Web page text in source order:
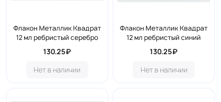
Флакон Металлик Квадрат
12 мл ребристый серебро
130.25₽
Нет в наличии
Флакон Металлик Квадрат
12 мл ребристый синий
130.25₽
Нет в наличии